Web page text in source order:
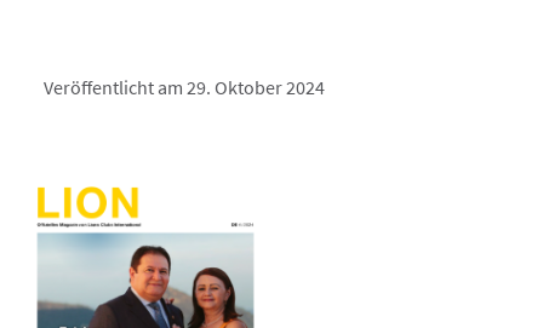
Veröffentlicht am 29. Oktober 2024